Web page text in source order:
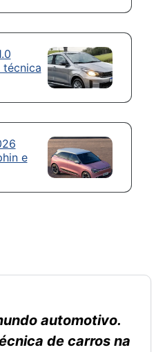
técnica
e
automotivo.
de carros na